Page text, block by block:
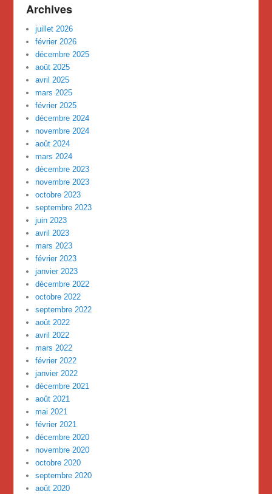
Archives
juillet 2026
février 2026
décembre 2025
août 2025
avril 2025
mars 2025
février 2025
décembre 2024
novembre 2024
août 2024
mars 2024
décembre 2023
novembre 2023
octobre 2023
septembre 2023
juin 2023
avril 2023
mars 2023
février 2023
janvier 2023
décembre 2022
octobre 2022
septembre 2022
août 2022
avril 2022
mars 2022
février 2022
janvier 2022
décembre 2021
août 2021
mai 2021
février 2021
décembre 2020
novembre 2020
octobre 2020
septembre 2020
août 2020